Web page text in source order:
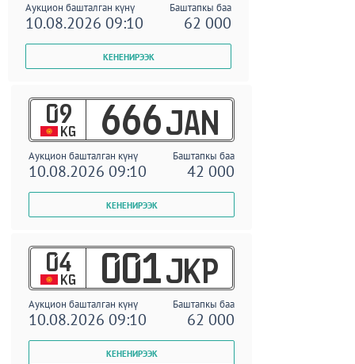
Аукцион башталган күнү Баштапкы баа
10.08.2026 09:10 62 000
09
KG 666 JAN
Аукцион башталган күнү Баштапкы баа
10.08.2026 09:10 42 000
04
KG 001 JKP
Аукцион башталган күнү Баштапкы баа
10.08.2026 09:10 62 000